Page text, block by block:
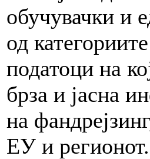
обучувачки и
од
податоци на
брза и јасна
на
ЕУ и регионот.